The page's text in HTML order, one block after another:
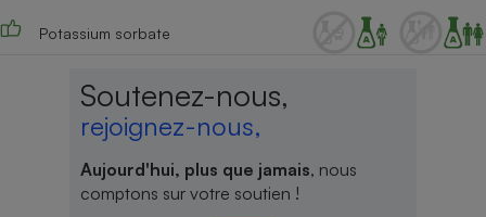
Potassium sorbate
Soutenez-nous,
rejoignez-nous,
Aujourd'hui, plus que jamais, nous
comptons sur votre soutien !